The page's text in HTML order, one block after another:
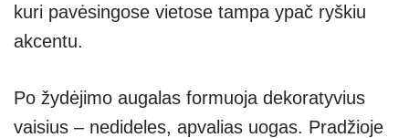
kuri pavėsingose vietose tampa ypač ryškiu
akcentu.
Po žydėjimo augalas formuoja dekoratyvius
vaisius – nedideles, apvalias uogas. Pradžioje